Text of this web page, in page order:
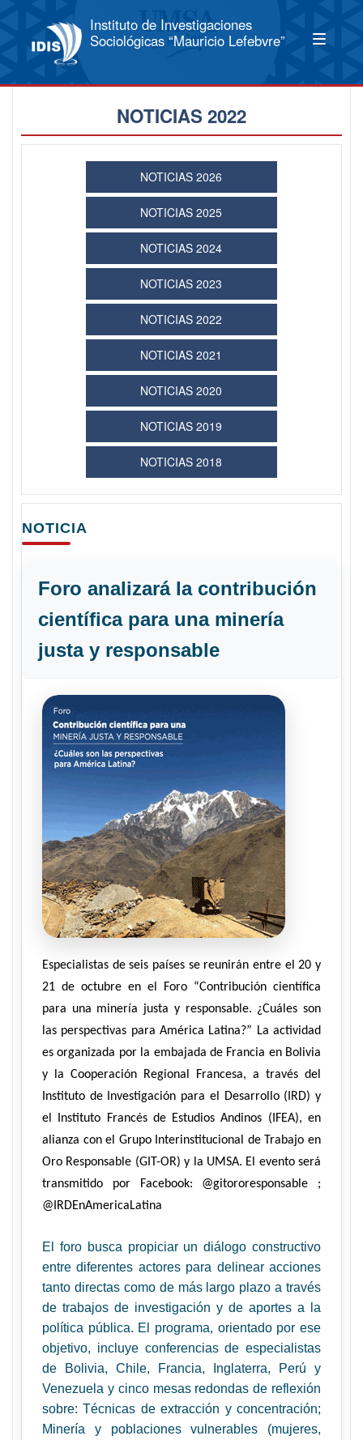
Instituto de Investigaciones
Sociológicas “Mauricio Lefebvre”
NOTICIAS 2022
NOTICIAS 2026
NOTICIAS 2025
NOTICIAS 2024
NOTICIAS 2023
NOTICIAS 2022
NOTICIAS 2021
NOTICIAS 2020
NOTICIAS 2019
NOTICIAS 2018
NOTICIA
Foro analizará la contribución
científica para una minería
justa y responsable
Especialistas de seis países se reunirán entre el 20 y
21 de octubre en el Foro “Contribución científica
para una minería justa y responsable. ¿Cuáles son
las perspectivas para América Latina?” La actividad
es organizada por la embajada de Francia en Bolivia
y la Cooperación Regional Francesa, a través del
Instituto de Investigación para el Desarrollo (IRD) y
el Instituto Francés de Estudios Andinos (IFEA), en
alianza con el Grupo Interinstitucional de Trabajo en
Oro Responsable (GIT-OR) y la UMSA. El evento será
transmitido por Facebook: @gitororesponsable ;
@IRDEnAmericaLatina
El foro busca propiciar un diálogo constructivo
entre diferentes actores para delinear acciones
tanto directas como de más largo plazo a través
de trabajos de investigación y de aportes a la
política pública. El programa, orientado por ese
objetivo, incluye conferencias de especialistas
de Bolivia, Chile, Francia, Inglaterra, Perú y
Venezuela y cinco mesas redondas de reflexión
sobre: Técnicas de extracción y concentración;
Minería y poblaciones vulnerables (mujeres,